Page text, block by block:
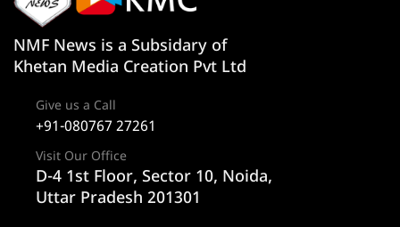
NMF News is a Subsidary of
Khetan Media Creation Pvt Ltd
Give us a Call
+91-080767 27261
Visit Our Office
D-4 1st Floor, Sector 10, Noida,
Uttar Pradesh 201301